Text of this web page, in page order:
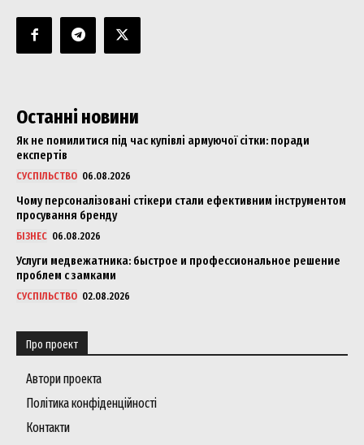
Останні новини
Як не помилитися під час купівлі армуючої сітки: поради
експертів
СУСПІЛЬСТВО 06.08.2026
Чому персоналізовані стікери стали ефективним інструментом
просування бренду
БІЗНЕС 06.08.2026
Услуги медвежатника: быстрое и профессиональное решение
проблем с замками
СУСПІЛЬСТВО 02.08.2026
Про проект
Автори проекта
Політика конфіденційності
Контакти